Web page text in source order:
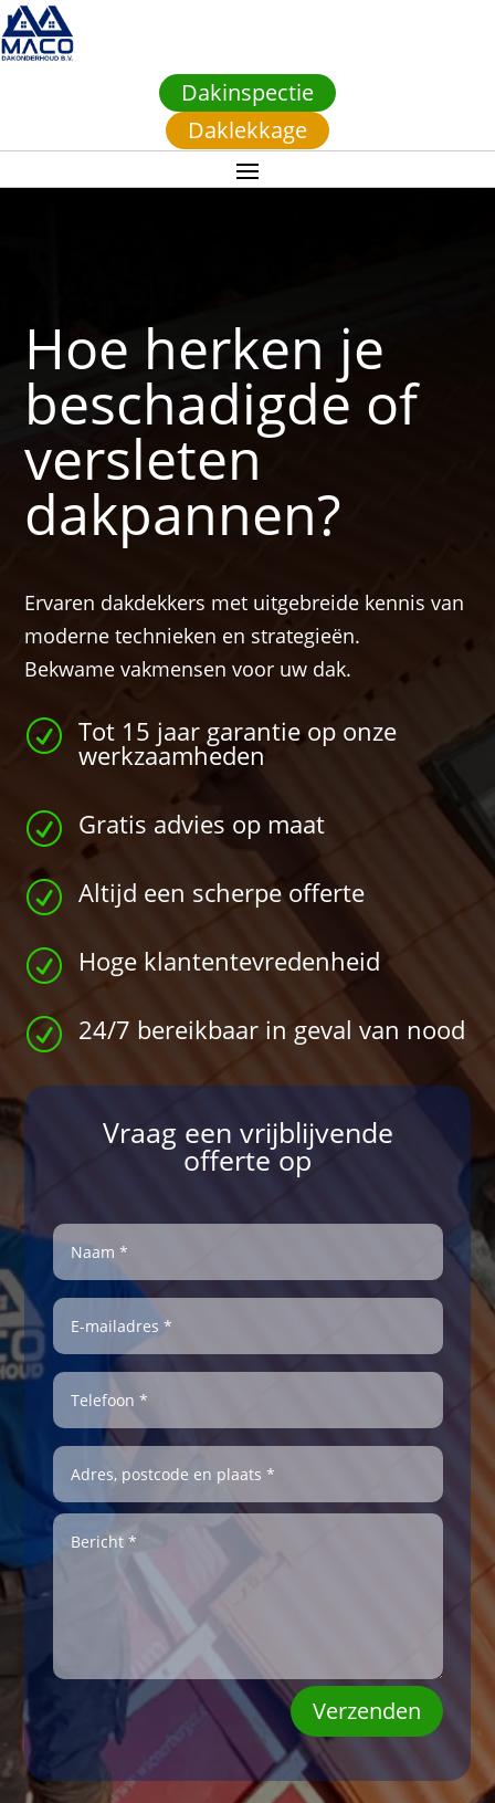
Dakinspectie
Daklekkage
Hoe herken je
beschadigde of
versleten
dakpannen?
Ervaren dakdekkers met uitgebreide kennis van
moderne technieken en strategieën.
Bekwame vakmensen voor uw dak.
R Tot 15 jaar garantie op onze
werkzaamheden
R Gratis advies op maat
R Altijd een scherpe offerte
R Hoge klantentevredenheid
R 24/7 bereikbaar in geval van nood
Vraag een vrijblijvende
offerte op
Verzenden